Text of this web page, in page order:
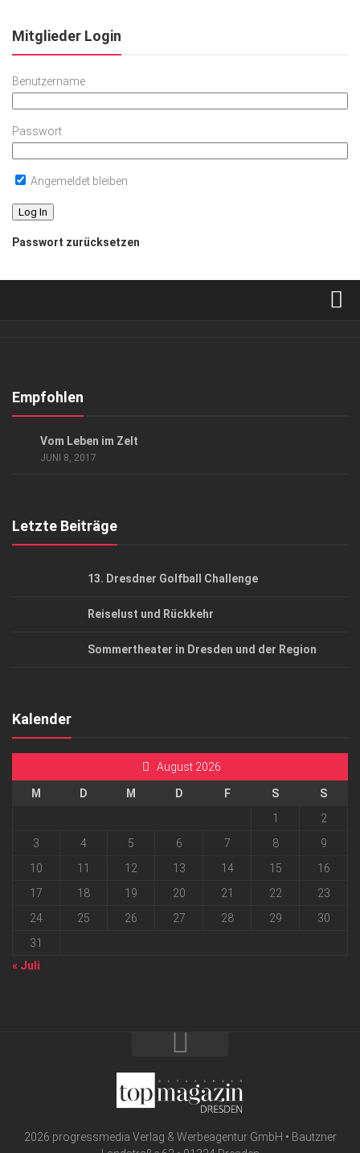
Mitglieder Login
Benutzername
Passwort
Angemeldet bleiben
Passwort zurücksetzen
Kontakt, Impressum
Empfohlen
Vom Leben im Zelt
JUNI 8, 2017
Letzte Beiträge
13. Dresdner Golfball Challenge
Reiselust und Rückkehr
Sommertheater in Dresden und der Region
Kalender
August 2026
M D M D F S
S
1
2
3
4 5 6 7 8
9
10
11 12 13 14 15
16
17
18 19 20 21 22
23
24
25 26 27 28 29
30
31
« Juli
2026 progressmedia Verlag & Werbeagentur GmbH • Bautzner